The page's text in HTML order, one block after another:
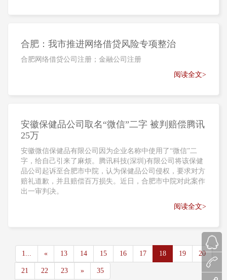
合肥：我市推进网络借贷风险专项整治
合肥网络借贷公司注册；金融公司注册
阅读全文>
安徽保健品公司取名“微信”二字 被判赔偿腾讯
25万
安徽微信保健品有限公司因为企业名称中使用了“微信”二
字，给自己引来了麻烦。腾讯科技(深圳)有限公司将该保健
品公司起诉至合肥市中院，认为保健品公司侵权，要求对方
赔礼道歉，并且赔偿百万损失。近日，合肥市中院对此案作
出一审判决。
阅读全文>
1... « 13 14 15 16 17 18 19 20
21 22 23 » 35